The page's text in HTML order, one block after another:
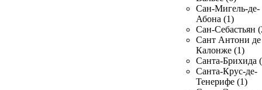
Сан-Мигель-де-
Абона (1)
Сан-Себастьян
Сант Антони де
Калонже (1)
Санта-Брихида
Санта-Крус-де-
Тенерифе (1)